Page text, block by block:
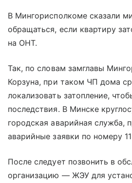
В Мингорисполкоме сказали
обращаться, если квартиру
на ОНТ.
Так, по словам замглавы
Корзуна, при таком ЧП дома
локализовать затопление,
последствия. В Минске
городская аварийная служба,
аварийные заявки по номеру
После следует позвонить в
организацию — ЖЭУ для